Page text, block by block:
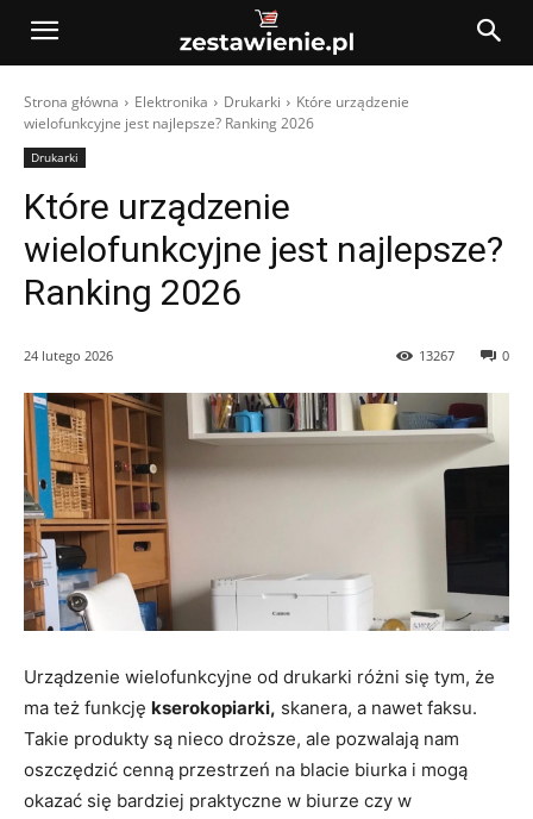
Strona główna Elektronika Drukarki
Które urządzenie
wielofunkcyjne jest najlepsze? Ranking 2026
Drukarki
Które urządzenie
wielofunkcyjne jest najlepsze?
Ranking 2026
24 lutego 2026 0
13267
Urządzenie wielofunkcyjne od drukarki różni się tym, że
ma też funkcję kserokopiarki, skanera, a nawet faksu.
Takie produkty są nieco droższe, ale pozwalają nam
oszczędzić cenną przestrzeń na blacie biurka i mogą
okazać się bardziej praktyczne w biurze czy w